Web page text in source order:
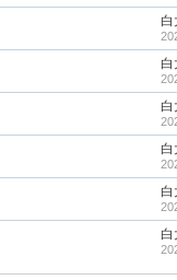
白
白
白
白
白
白